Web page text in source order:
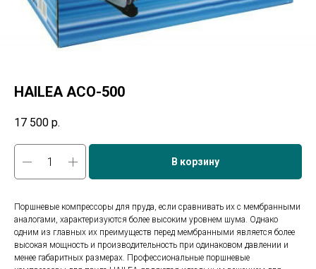
HAILEA ACO-500
17 500 р.
В корзину
Поршневые компрессоры для пруда, если сравнивать их с мембранными
аналогами, характеризуются более высоким уровнем шума. Однако
одним из главных их преимуществ перед мембранными является более
высокая мощность и производительность при одинаковом давлении и
менее габаритных размерах. Профессиональные поршневые